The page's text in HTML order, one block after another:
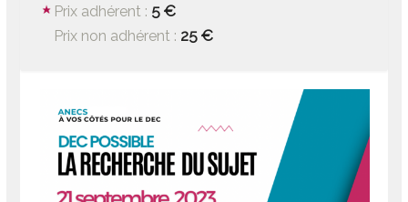
Prix adhérent : 5 €
Prix non adhérent : 25 €